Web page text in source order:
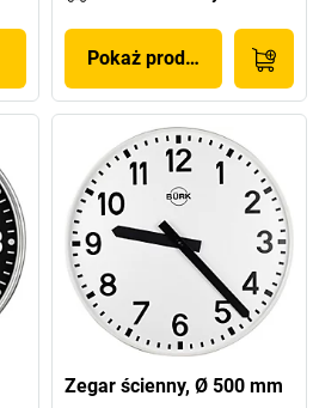
Pokaż produkt
Zegar ścienny, Ø 500 mm